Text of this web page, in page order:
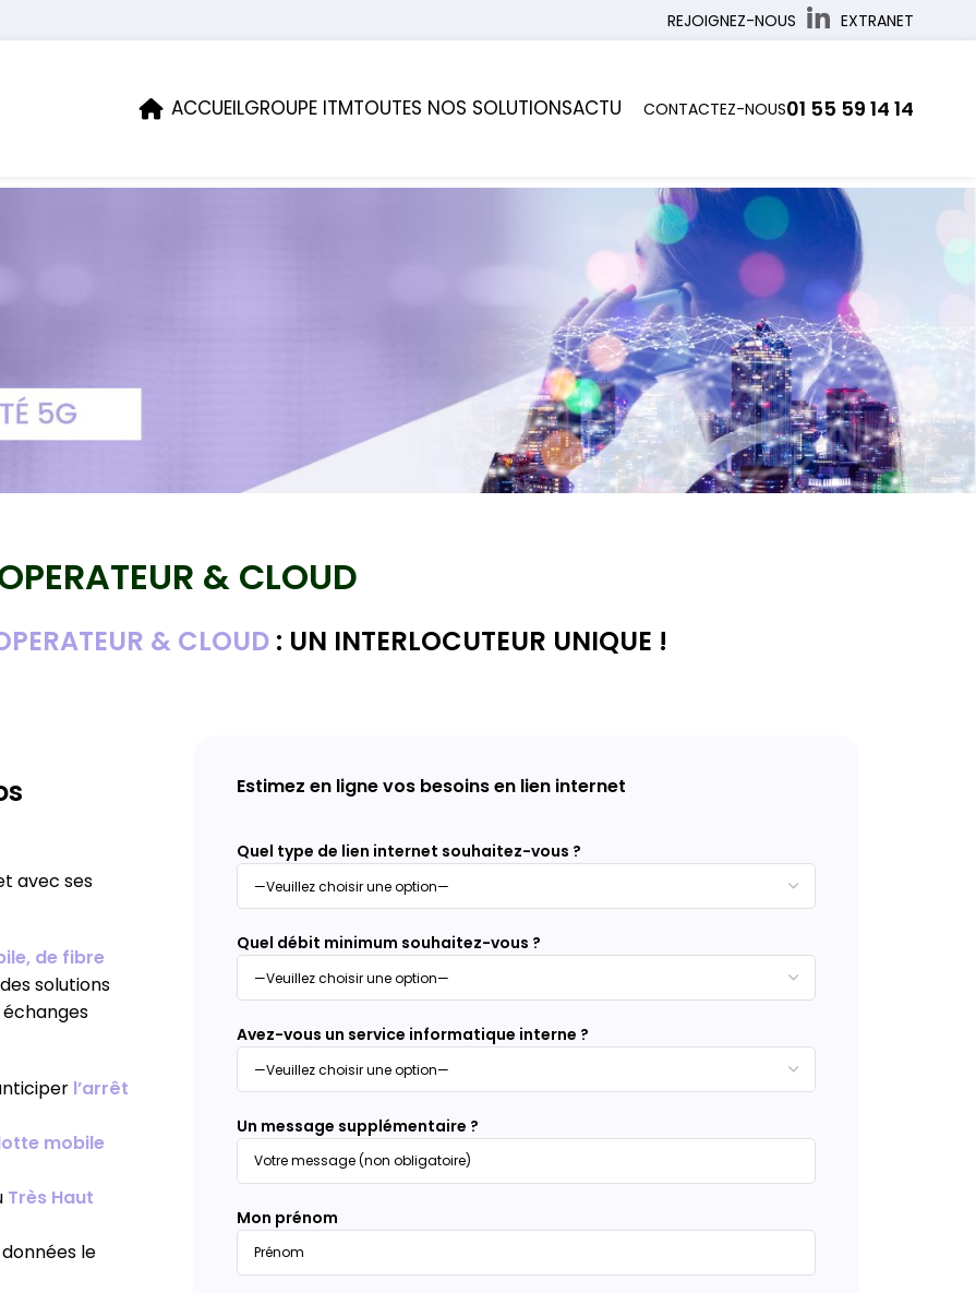
REJOIGNEZ-NOUS EXTRANET
ACCUEILGROUPE ITMTOUTES NOS SOLUTIONSACTU CONTACTEZ-NOUS01 55 59 14 14
& CLOUD
& CLOUD: UN INTERLOCUTEUR UNIQUE !
avec ses
de fibre
solutions
l’arrêt
mobile
Très Haut
le
Estimez en ligne vos besoins en lien internet
Quel type de lien internet souhaitez-vous ?
Quel débit minimum souhaitez-vous ?
Avez-vous un service informatique interne ?
Un message supplémentaire ?
Mon prénom